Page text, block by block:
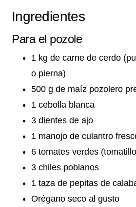
Ingredientes
Para el pozole
1 kg de carne de cerdo
o pierna)
500 g de maíz pozolero
1 cebolla blanca
3 dientes de ajo
1 manojo de culantro
6 tomates verdes
3 chiles poblanos
1 taza de pepitas de
Orégano seco al gusto